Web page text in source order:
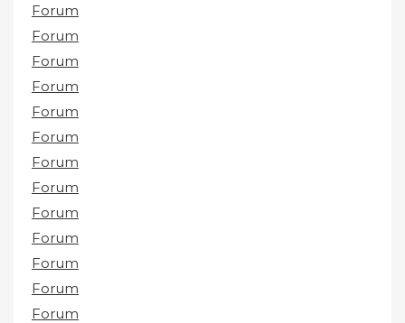
Forum
Forum
Forum
Forum
Forum
Forum
Forum
Forum
Forum
Forum
Forum
Forum
Forum